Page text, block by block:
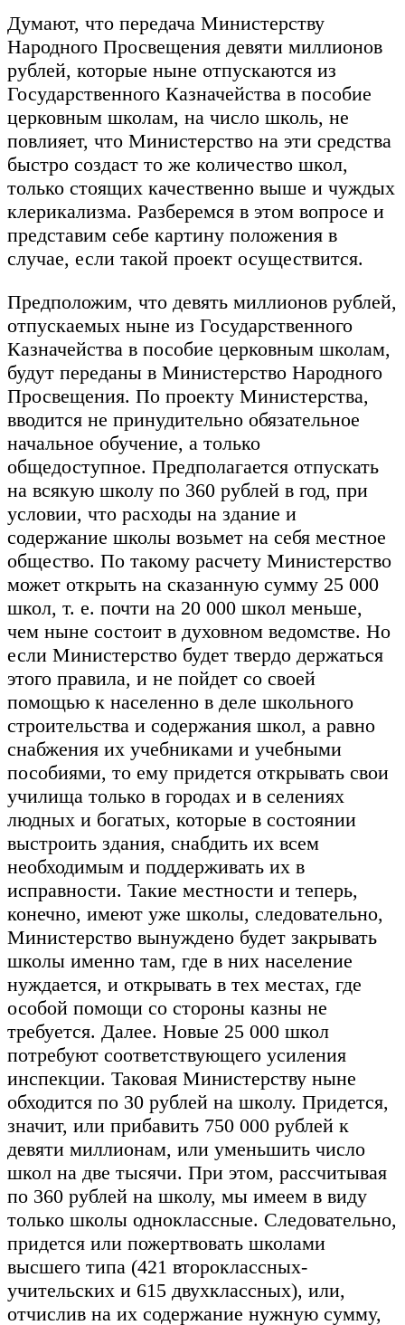
Думают, что передача Министерству
Народного Просвещения девяти миллионов
рублей, которые ныне отпускаются из
Государственного Казначейства в пособие
церковным школам, на число школь, не
повлияет, что Министерство на эти средства
быстро создаст то же количество школ,
только стоящих качественно выше и чуждых
клерикализма. Разберемся в этом вопросе и
представим себе картину положения в
случае, если такой проект осуществится.
Предположим, что девять миллионов рублей,
отпускаемых ныне из Государственного
Казначейства в пособие церковным школам,
будут переданы в Министерство Народного
Просвещения. По проекту Министерства,
вводится не принудительно обязательное
начальное обучение, а только
общедоступное. Предполагается отпускать
на всякую школу по 360 рублей в год, при
условии, что расходы на здание и
содержание школы возьмет на себя местное
общество. По такому расчету Министерство
может открыть на сказанную сумму 25 000
школ, т. е. почти на 20 000 школ меньше,
чем ныне состоит в духовном ведомстве. Но
если Министерство будет твердо держаться
этого правила, и не пойдет со своей
помощью к населенно в деле школьного
строительства и содержания школ, а равно
снабжения их учебниками и учебными
пособиями, то ему придется открывать свои
училища только в городах и в селениях
людных и богатых, которые в состоянии
выстроить здания, снабдить их всем
необходимым и поддерживать их в
исправности. Такие местности и теперь,
конечно, имеют уже школы, следовательно,
Министерство вынуждено будет закрывать
школы именно там, где в них население
нуждается, и открывать в тех местах, где
особой помощи со стороны казны не
требуется. Далее. Новые 25 000 школ
потребуют соответствующего усиления
инспекции. Таковая Министерству ныне
обходится по 30 рублей на школу. Придется,
значит, или прибавить 750 000 рублей к
девяти миллионам, или уменьшить число
школ на две тысячи. При этом, рассчитывая
по 360 рублей на школу, мы имеем в виду
только школы одноклассные. Следовательно,
придется или пожертвовать школами
высшего типа (421 второклассных-
учительских и 615 двухклассных), или,
отчислив на их содержание нужную сумму,